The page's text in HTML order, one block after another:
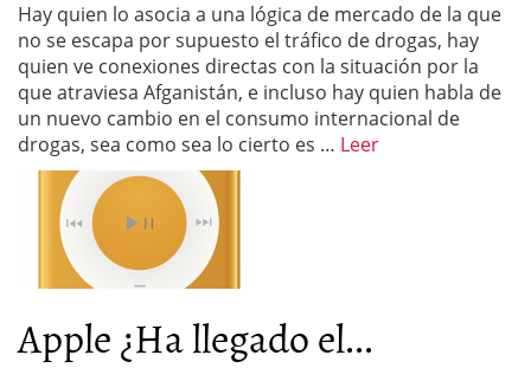
Hay quien lo asocia a una lógica de mercado de la que
no se escapa por supuesto el tráfico de drogas, hay
quien ve conexiones directas con la situación por la
que atraviesa Afganistán, e incluso hay quien habla de
un nuevo cambio en el consumo internacional de
drogas, sea como sea lo cierto es … Leer
Apple ¿Ha llegado el...